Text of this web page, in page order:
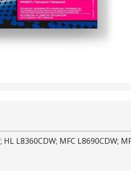
L8360CDW; MFC L8690CDW;